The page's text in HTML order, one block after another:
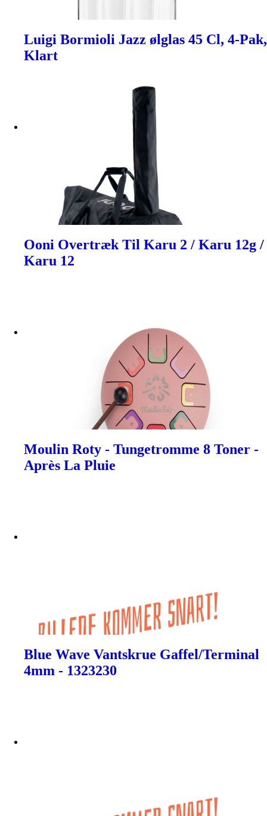
Luigi Bormioli Jazz ølglas 45 Cl, 4-Pak,
Klart
Ooni Overtræk Til Karu 2 / Karu 12g /
Karu 12
Moulin Roty - Tungetromme 8 Toner -
Après La Pluie
Blue Wave Vantskrue Gaffel/Terminal
4mm - 1323230